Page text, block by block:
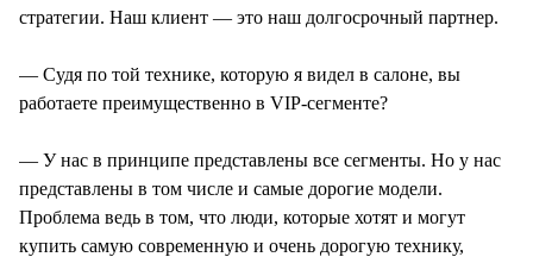
стратегии. Наш клиент — это наш долгосрочный партнер.
— Судя по той технике, которую я видел в салоне, вы
работаете преимущественно в VIP-сегменте?
— У нас в принципе представлены все сегменты. Но у нас
представлены в том числе и самые дорогие модели.
Проблема ведь в том, что люди, которые хотят и могут
купить самую современную и очень дорогую технику,